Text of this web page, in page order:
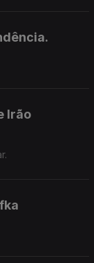
Irão